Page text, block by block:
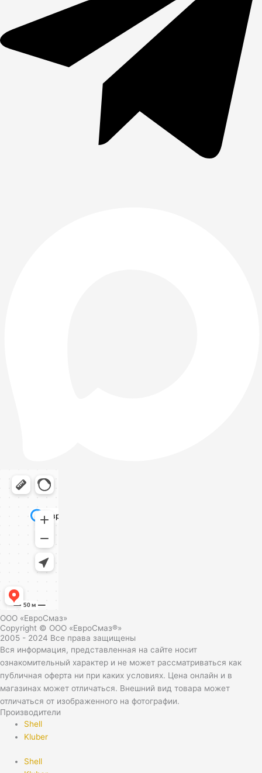
ООО «ЕвроСмаз»
Copyright © ООО «ЕвроСмаз®»
2005 - 2024 Все права защищены
Вся информация, представленная на сайте носит
ознакомительный характер и не может рассматриваться как
публичная оферта ни при каких условиях. Цена онлайн и в
магазинах может отличаться. Внешний вид товара может
отличаться от изображенного на фотографии.
Производители
Shell
Kluber
Shell